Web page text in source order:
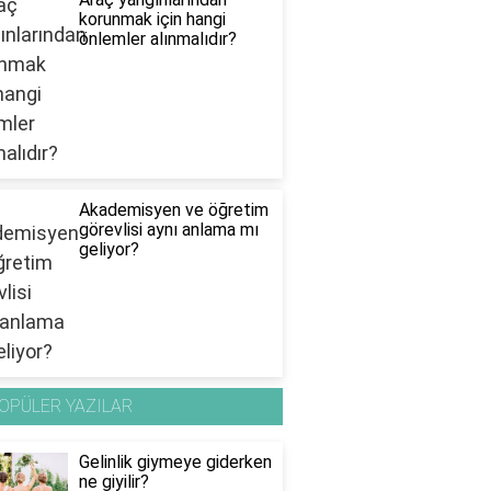
korunmak için hangi
önlemler alınmalıdır?
Akademisyen ve öğretim
görevlisi aynı anlama mı
geliyor?
YAZILAR
Gelinlik giymeye giderken
ne giyilir?